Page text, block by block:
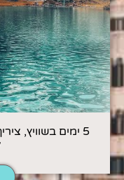
5 ימים בשוויץ,